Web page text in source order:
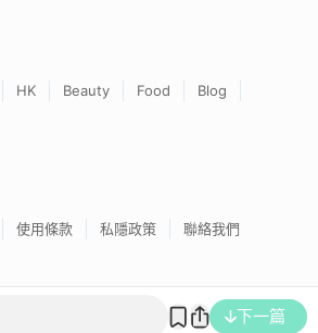
下一篇
HK Beauty Food
Blog
使用條款 私隱政策 聯絡我們